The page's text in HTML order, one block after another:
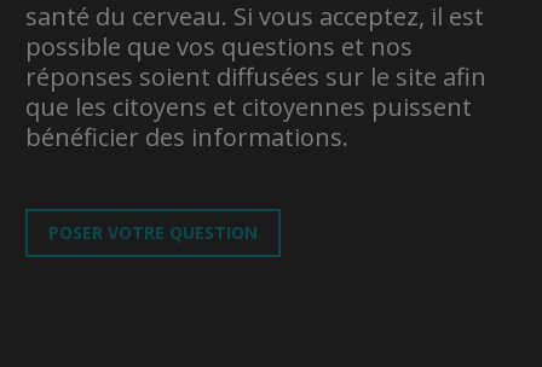
santé du cerveau. Si vous acceptez, il est
possible que vos questions et nos
réponses soient diffusées sur le site afin
que les citoyens et citoyennes puissent
bénéficier des informations.
POSER VOTRE QUESTION